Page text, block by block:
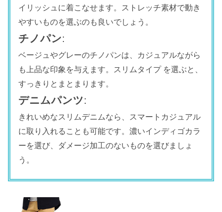
イリッシュに着こなせます。ストレッチ素材で動き
やすいものを選ぶのも良いでしょう。
チノパン:
ベージュやグレーのチノパンは、カジュアルながら
も上品な印象を与えます。スリムタイプ を選ぶと、
すっきりとまとまります。
デニムパンツ:
きれいめなスリムデニムなら、スマートカジュアル
に取り入れることも可能です。濃いインディゴカラ
ーを選び、ダメージ加工のないものを選びましょ
う。